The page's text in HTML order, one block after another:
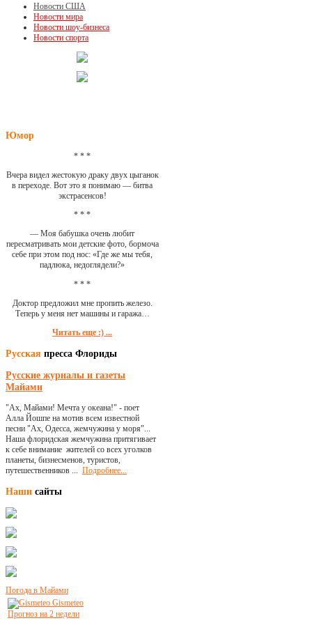
Новости США
Новости мира
Новости шоу-бизнеса
Новости спорта
Юмор
* * *
Вчера видел жестокую драку двух цыганок
в переходе. Вот это я понимаю — битва
экстрасенсов!
* * *
— Моя бабушка очень любит
пересматривать мои детские фото, бормоча
себе при этом под нос: «Где же мы тебя,
падлюка, недоглядели?»
* * *
Доктор предложил мне пропить железо.
Теперь у меня нет машины и гаража…
Читать еще :) ...
Русская пресса Флориды
Русские журналы и газеты
Майами
"Ах, Майами! Мечта у океана!" - поет
Алла Йошпе на мотив всем известной
песни "Ах, Одесса, жемчужина у моря"...
Наша флоридская жемчужина притягивает
к себе внимание жителей со всех уголков
планеты, бизнесменов, туристов,
путешественников ... Подробнее...
Наши сайты
Погода в Майами
Gismeteo
Прогноз на 2 недели